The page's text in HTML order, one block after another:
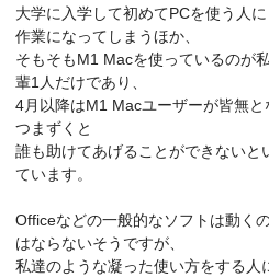
大学に入学して初めてPCを使う人
作業になってしまうほか、
そもそもM1 Macを使っているのが
輩1人だけであり、
4月以降はM1 Macユーザーが皆無
つまずくと
誰も助けてあげることができないと
ています。
Officeなどの一般的なソフトは動く
はならないそうですが、
私達のような凝った使い方をする人